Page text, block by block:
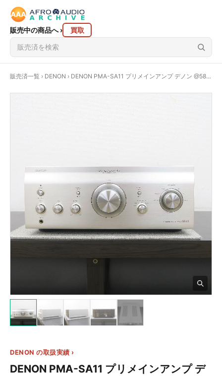
販売中の商品へ› 買取
販売済一覧 › DENON › DENON PMA-SA11 プリメインアンプ デノン @58965
DENON の取扱実績 ›
DENON PMA-SA11 プリメインアンプ デ